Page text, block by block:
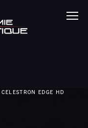
EDGE HD